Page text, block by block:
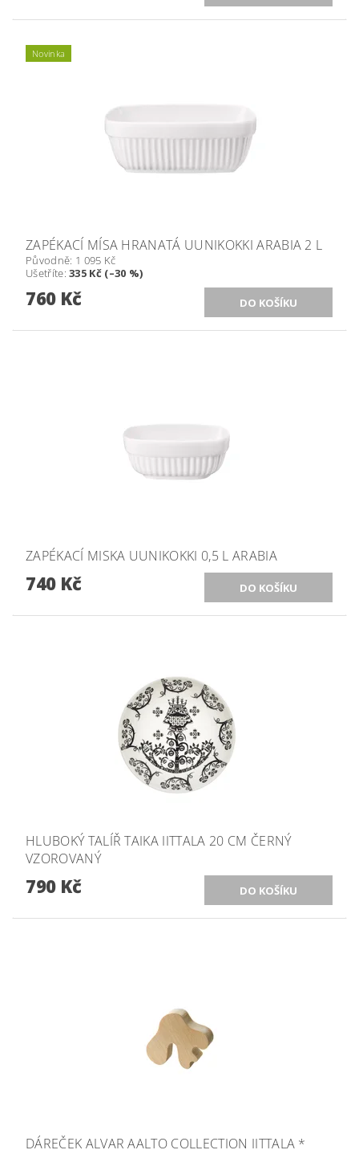
Novinka
ZAPÉKACÍ MÍSA HRANATÁ UUNIKOKKI ARABIA 2 L
Původně: 1 095 Kč
Ušetříte:335 Kč (–30 %)
760 Kč
ZAPÉKACÍ MISKA UUNIKOKKI 0,5 L ARABIA
740 Kč
HLUBOKÝ TALÍŘ TAIKA IITTALA 20 CM ČERNÝ
VZOROVANÝ
790 Kč
DÁREČEK ALVAR AALTO COLLECTION IITTALA *